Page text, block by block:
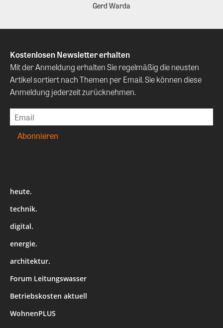
Gerd Warda
Kostenlosen Newsletter erhalten
Mit der Anmeldung erhalten Sie regelmäßig die neusten
Artikel sortiert nach Themen per Email. Sie können diese
Anmeldung jederzeit zurücknehmen.
heute.
technik.
digital.
energie.
architektur.
Forum Leitungswasser
Betriebskosten aktuell
WohnenPLUS